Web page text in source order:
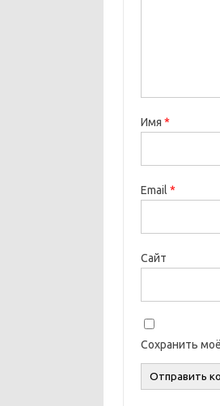
Имя *
Email *
Сайт
Сохранить